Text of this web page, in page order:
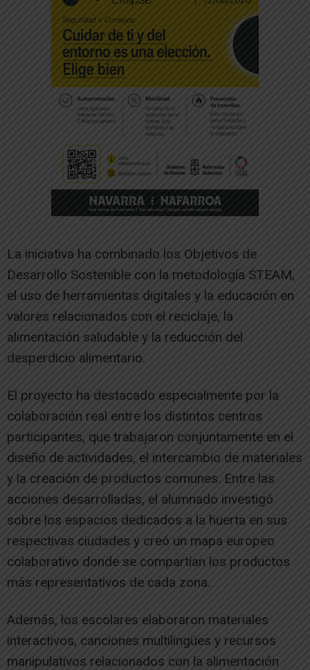
La iniciativa ha combinado los Objetivos de
Desarrollo Sostenible con la metodología STEAM,
el uso de herramientas digitales y la educación en
valores relacionados con el reciclaje, la
alimentación saludable y la reducción del
desperdicio alimentario.
El proyecto ha destacado especialmente por la
colaboración real entre los distintos centros
participantes, que trabajaron conjuntamente en el
diseño de actividades, el intercambio de materiales
y la creación de productos comunes. Entre las
acciones desarrolladas, el alumnado investigó
sobre los espacios dedicados a la huerta en sus
respectivas ciudades y creó un mapa europeo
colaborativo donde se compartían los productos
más representativos de cada zona.
Además, los escolares elaboraron materiales
interactivos, canciones multilingües y recursos
manipulativos relacionados con la alimentación